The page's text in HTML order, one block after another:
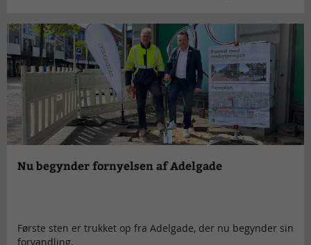
Nu begynder fornyelsen af Adelgade
Første sten er trukket op fra Adelgade, der nu begynder sin
forvandling.